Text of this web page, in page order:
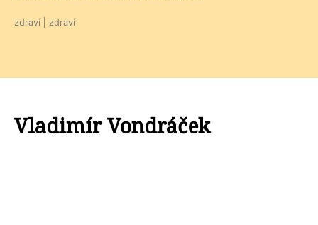
zdraví zdraví
Vladimír Vondráček